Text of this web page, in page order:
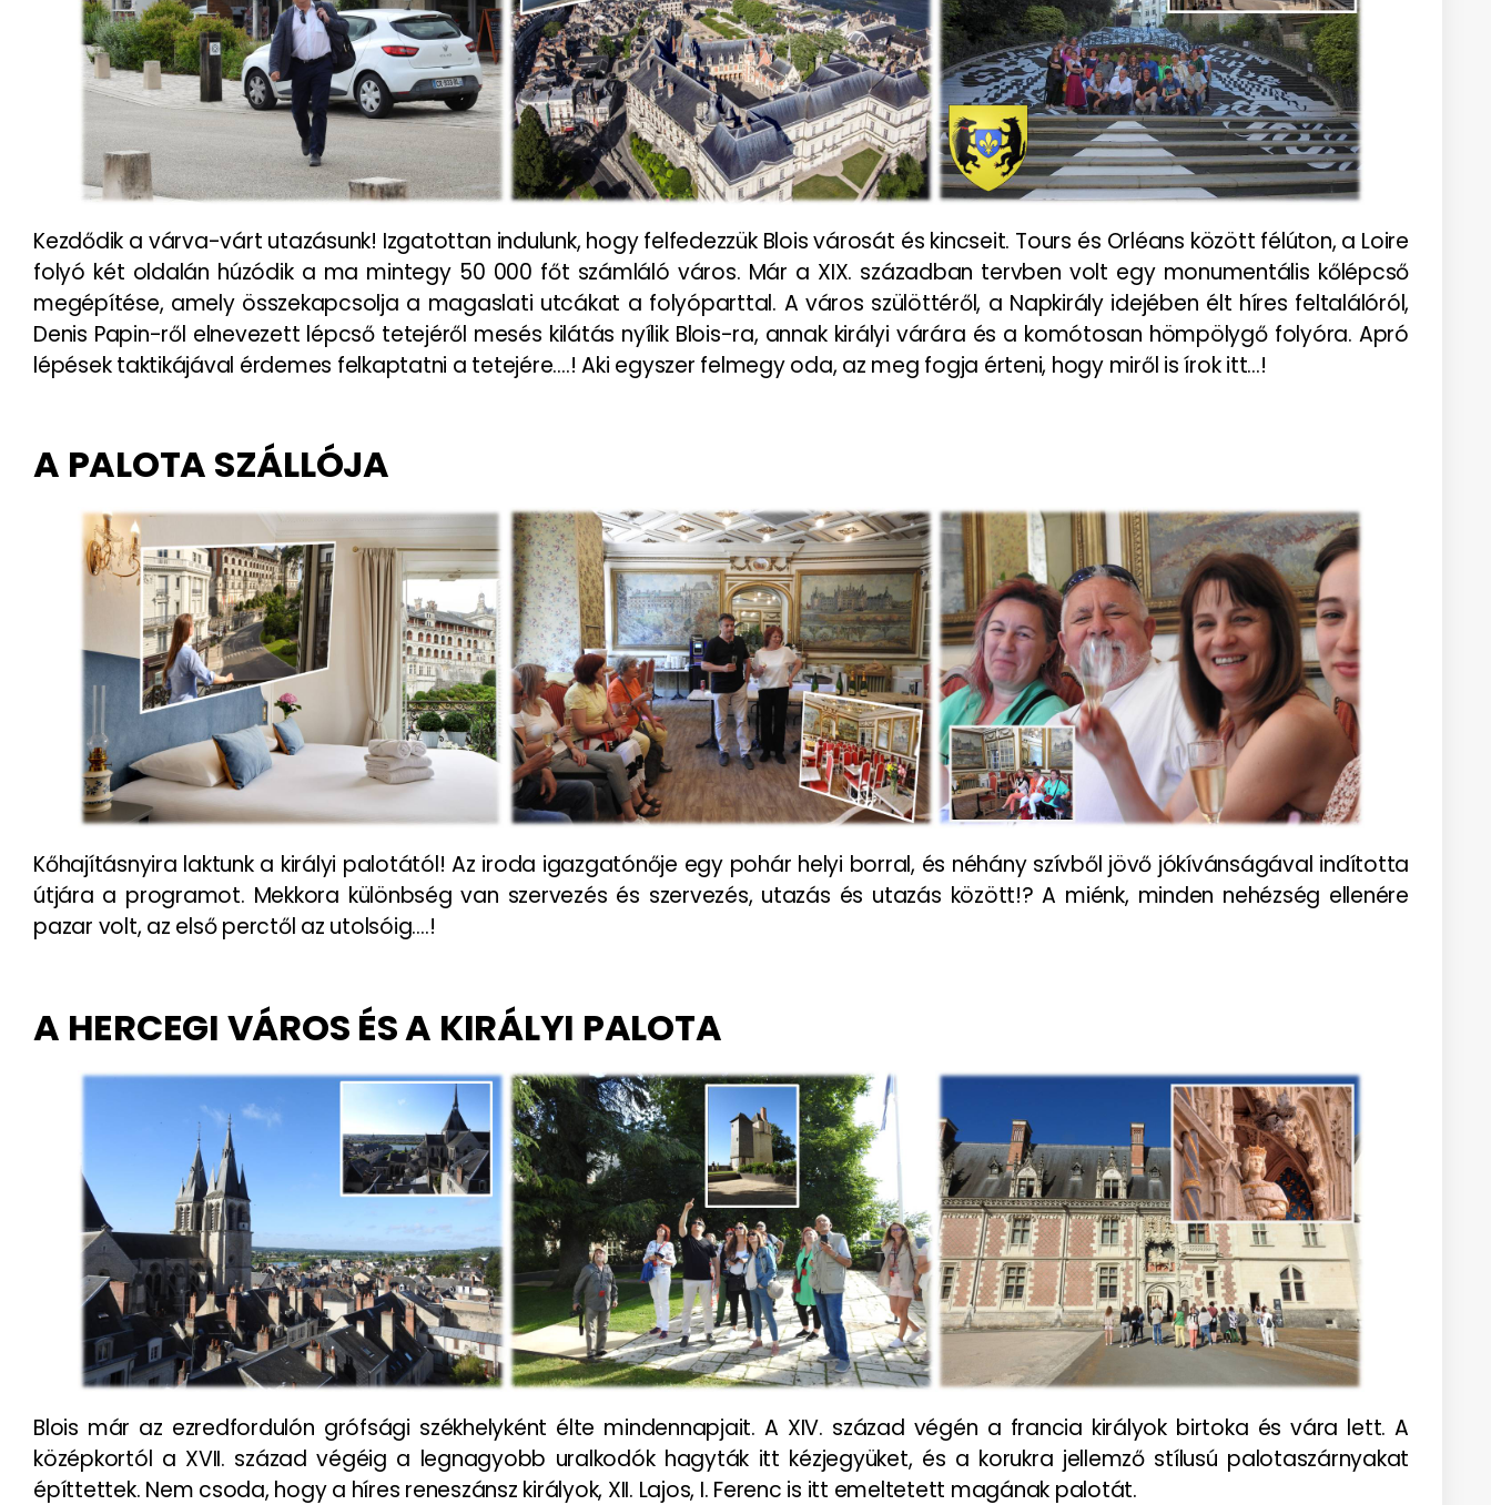
Kezdődik a várva-várt utazásunk! Izgatottan indulunk, hogy felfedezzük Blois városát és kincseit. Tours és Orléans között félúton, a Loire
folyó két oldalán húzódik a ma mintegy 50 000 főt számláló város. Már a XIX. században tervben volt egy monumentális kőlépcső
megépítése, amely összekapcsolja a magaslati utcákat a folyóparttal. A város szülöttéről, a Napkirály idejében élt híres feltalálóról,
Denis Papin-ről elnevezett lépcső tetejéről mesés kilátás nyílik Blois-ra, annak királyi várára és a komótosan hömpölygő folyóra. Apró
lépések taktikájával érdemes felkaptatni a tetejére….! Aki egyszer felmegy oda, az meg fogja érteni, hogy miről is írok itt…!
A PALOTA SZÁLLÓJA
Kőhajításnyira laktunk a királyi palotától! Az iroda igazgatónője egy pohár helyi borral, és néhány szívből jövő jókívánságával indította
útjára a programot. Mekkora különbség van szervezés és szervezés, utazás és utazás között!? A miénk, minden nehézség ellenére
pazar volt, az első perctől az utolsóig….!
A HERCEGI VÁROS ÉS A KIRÁLYI PALOTA
Blois már az ezredfordulón grófsági székhelyként élte mindennapjait. A XIV. század végén a francia királyok birtoka és vára lett. A
középkortól a XVII. század végéig a legnagyobb uralkodók hagyták itt kézjegyüket, és a korukra jellemző stílusú palotaszárnyakat
építtettek. Nem csoda, hogy a híres reneszánsz királyok, XII. Lajos, I. Ferenc is itt emeltetett magának palotát.